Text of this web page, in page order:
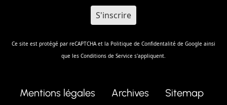
Ce site est protégé par reCAPTCHA et la Politique de Confidentalité de Google ainsi
que les Conditions de Service s'appliquent.
Mentions légales Archives
Sitemap